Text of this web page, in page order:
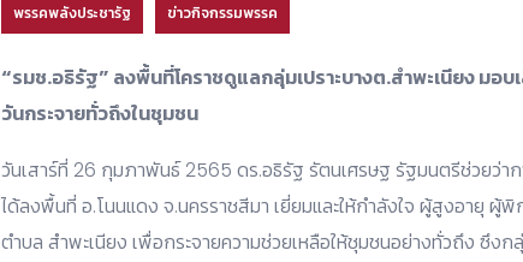
พรรคพลังประชารัฐ ข่าวกิจกรรมพรรค
“รมช.อธิรัฐ” ลงพื้นที่โคราชดูแลกลุ่มเปราะบางต.สำพะเนียง มอบ
วันกระจายทั่วถึงในชุมชน
วันเสาร์ที่ 26 กุมภาพันธ์ 2565 ดร.อธิรัฐ รัตนเศรษฐ รัฐมนตรีช่วยว่าก
ได้ลงพื้นที่ อ.โนนแดง จ.นครราชสีมา เยี่ยมและให้กำลังใจ ผู้สูงอายุ ผู้
ตำบล สำพะเนียง เพื่อกระจายความช่วยเหลือให้ชุมชนอย่างทั่วถึง ซึงก